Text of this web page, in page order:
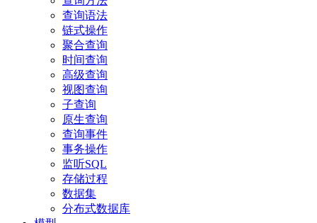
查询语法
链式操作
聚合查询
时间查询
高级查询
视图查询
子查询
原生查询
查询事件
事务操作
监听SQL
存储过程
数据集
分布式数据库